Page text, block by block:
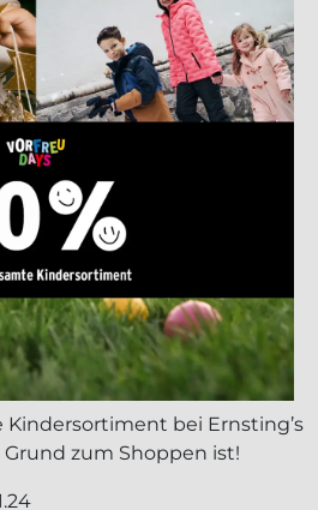
Kindersortiment bei Ernsting’s
zum Shoppen ist!